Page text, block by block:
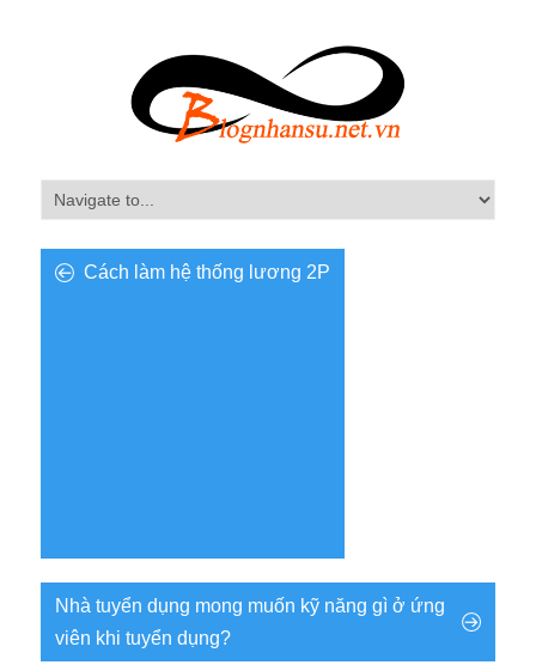
Cách làm hệ thống lương 2P
Nhà tuyển dụng mong muốn kỹ năng gì ở ứng
viên khi tuyển dụng?